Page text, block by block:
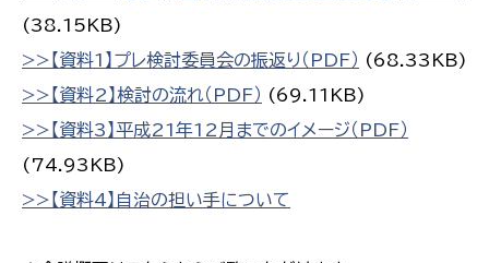
(38.15KB)
>>【資料1】プレ検討委員会の振返り（PDF） (68.33KB)
>>【資料2】検討の流れ（PDF） (69.11KB)
>>【資料3】平成21年12月までのイメージ（PDF）
(74.93KB)
>>【資料4】自治の担い手について